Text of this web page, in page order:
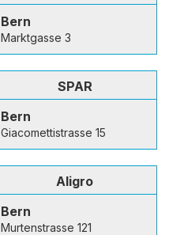
Bern
Marktgasse 3
SPAR
Bern
Giacomettistrasse 15
Aligro
Bern
Murtenstrasse 121